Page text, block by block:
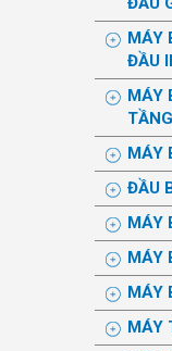
MÁY
ĐẦU
MÁY
MÁY
ĐẦU
MÁY
MÁY
MÁY
MÁY